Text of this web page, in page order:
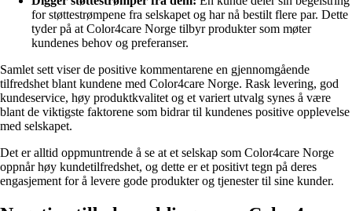
for støttestrømpene fra selskapet og har nå bestilt flere par. Dette
tyder på at Color4care Norge tilbyr produkter som møter
kundenes behov og preferanser.
Samlet sett viser de positive kommentarene en gjennomgående
tilfredshet blant kundene med Color4care Norge. Rask levering, god
kundeservice, høy produktkvalitet og et variert utvalg synes å være
blant de viktigste faktorene som bidrar til kundenes positive opplevelse
med selskapet.
Det er alltid oppmuntrende å se at et selskap som Color4care Norge
oppnår høy kundetilfredshet, og dette er et positivt tegn på deres
engasjement for å levere gode produkter og tjenester til sine kunder.